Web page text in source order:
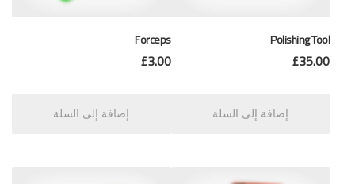
Polishing Tool
£35.00
إضافة إلى السلة
Forceps
£3.00
إضافة إلى السلة